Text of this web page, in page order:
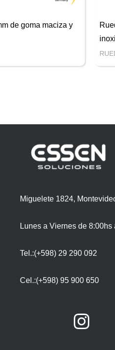
de goma maciza y
Miguelete 1824,
Lunes a Viernes de 8:00hs
Tel.:(+598) 29 290 092
Cel.:(+598) 95 900 650